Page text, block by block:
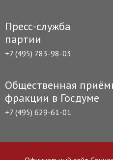
Пресс-служба
партии
+7 (495) 783-98-03
Общественная
фракции в Госдуме
+7 (495) 629-61-01